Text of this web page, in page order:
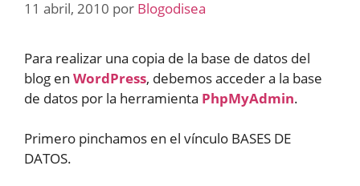
11 abril, 2010 por Blogodisea
Para realizar una copia de la base de datos del
blog en WordPress, debemos acceder a la base
de datos por la herramienta PhpMyAdmin.
Primero pinchamos en el vínculo BASES DE
DATOS.